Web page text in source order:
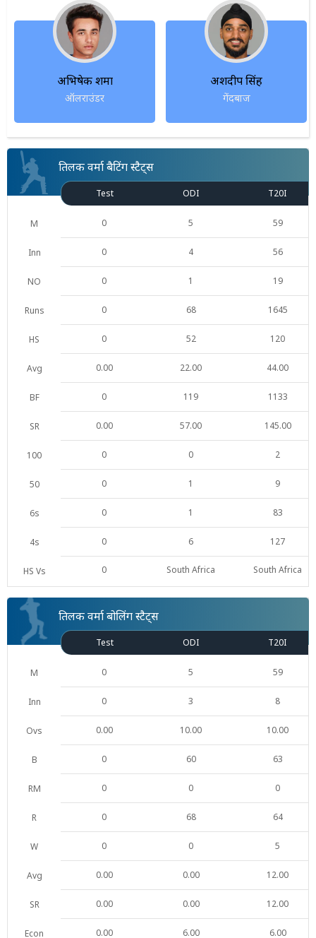
अभिषेक शर्मा
ऑलराउंडर
अर्शदीप सिंह
गेंदबाज
तिलक वर्मा बैटिंग स्टैट्स
M
Inn
NO
Runs
HS
Avg
BF
SR
100
50
6s
4s
HS Vs
Test ODI T20I
0 5 59
0 4 56
0 1 19
0 68 1645
0 52 120
0.00 22.00 44.00
0 119 1133
0.00 57.00 145.00
0 0 2
0 1 9
0 1 83
0 6 127
0 South Africa South Africa
तिलक वर्मा बोलिंग स्टैट्स
M
Inn
Ovs
B
RM
R
W
Avg
SR
Econ
Test ODI T20I
0 5 59
0 3 8
0.00 10.00 10.00
0 60 63
0 0 0
0 68 64
0 0 5
0.00 0.00 12.00
0.00 0.00 12.00
0.00 6.00 6.00